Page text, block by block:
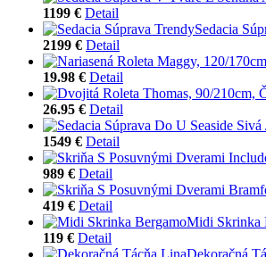
1199 € Detail
Sedacia
2199 € Detail
19.98 € Detail
26.95 € Detail
1549 € Detail
989 € Detail
419 € Detail
Midi Skrinka
119 € Detail
Dekoračná